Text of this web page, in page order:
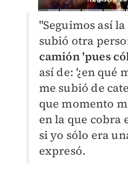
"Seguimos así
subió otra
camión 'pues
así de: '¿en qué
me subió de
que momento
en la que cobra
si yo sólo era
expresó.